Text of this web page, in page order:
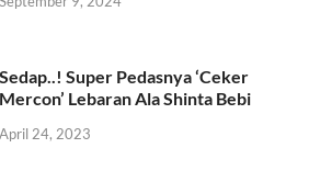
Sedap..! Super Pedasnya ‘Ceker
Mercon’ Lebaran Ala Shinta Bebi
April 24, 2023